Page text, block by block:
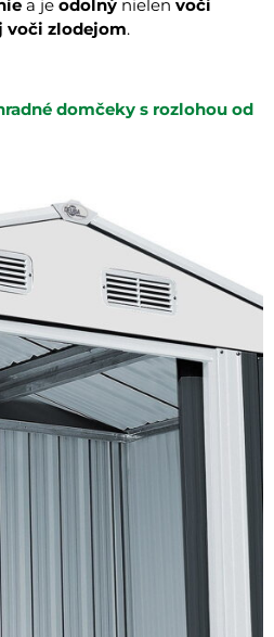
a je odolný nielen voči
voči zlodejom.
domčeky s rozlohou od